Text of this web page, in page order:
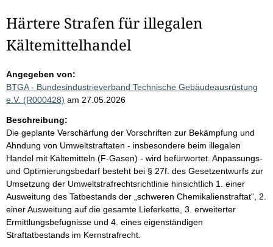
Härtere Strafen für illegalen
Kältemittelhandel
Angegeben von:
BTGA - Bundesindustrieverband Technische Gebäudeausrüstung
e.V. (R000428) am 27.05.2026
Beschreibung:
Die geplante Verschärfung der Vorschriften zur Bekämpfung und
Ahndung von Umweltstraftaten - insbesondere beim illegalen
Handel mit Kältemitteln (F-Gasen) - wird befürwortet. Anpassungs-
und Optimierungsbedarf besteht bei § 27f. des Gesetzentwurfs zur
Umsetzung der Umweltstrafrechtsrichtlinie hinsichtlich 1. einer
Ausweitung des Tatbestands der „schweren Chemikalienstraftat“, 2.
einer Ausweitung auf die gesamte Lieferkette, 3. erweiterter
Ermittlungsbefugnisse und 4. eines eigenständigen
Straftatbestands im Kernstrafrecht.